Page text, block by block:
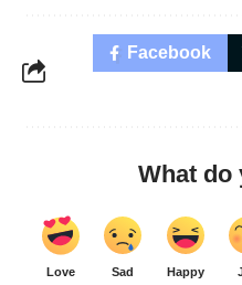
Facebook
What do
Love Sad Happy